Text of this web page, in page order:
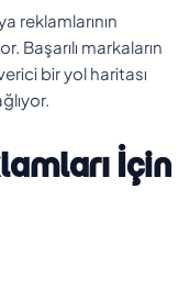
reklamlarının
Başarılı markaların
bir yol haritası
İçin